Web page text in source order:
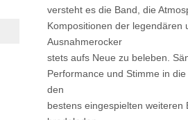
versteht es die Band, die
Kompositionen der legendären
Ausnahmerocker
stets aufs Neue zu beleben.
Performance und Stimme in
den
bestens eingespielten